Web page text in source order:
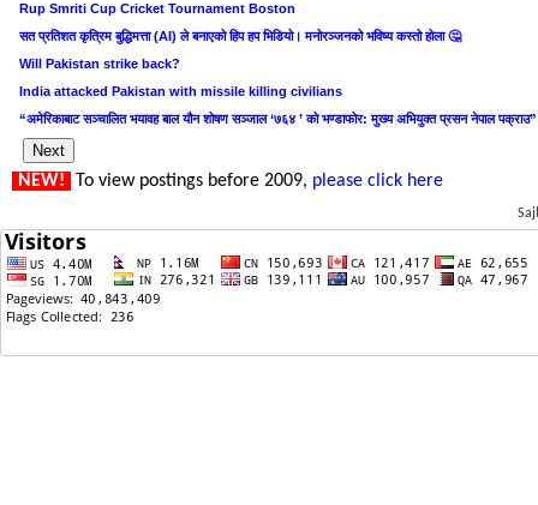
Rup Smriti Cup Cricket Tournament Boston
सत प्रतिशत कृत्रिम बुद्धिमत्ता (AI) ले बनाएको हिप हप भिडियो। मनोरञ्जनको भविष्य कस्तो होला 🤔
Will Pakistan strike back?
India attacked Pakistan with missile killing civilians
“अमेरिकाबाट सञ्चालित भयावह बाल यौन शोषण सञ्जाल ‘७६४ ’ को भण्डाफोर: मुख्य अभियुक्त प्रसन नेपाल पक्राउ”
NEW! To view postings before 2009, please click here